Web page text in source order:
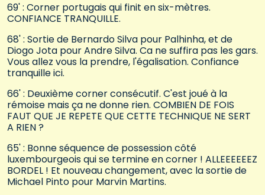
69' : Corner portugais qui finit en six-mètres.
CONFIANCE TRANQUILLE.
68' : Sortie de Bernardo Silva pour Palhinha, et de
Diogo Jota pour Andre Silva. Ca ne suffira pas les gars.
Vous allez vous la prendre, l'égalisation. Confiance
tranquille ici.
66' : Deuxième corner consécutif. C'est joué à la
rémoise mais ça ne donne rien. COMBIEN DE FOIS
FAUT QUE JE REPETE QUE CETTE TECHNIQUE NE SERT
A RIEN ?
65' : Bonne séquence de possession côté
luxembourgeois qui se termine en corner ! ALLEEEEEEZ
BORDEL ! Et nouveau changement, avec la sortie de
Michael Pinto pour Marvin Martins.